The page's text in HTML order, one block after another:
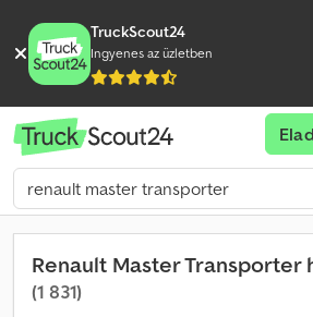
TruckScout24
Ingyenes az üzletben
Elad
Renault Master Transporter
(1 831)